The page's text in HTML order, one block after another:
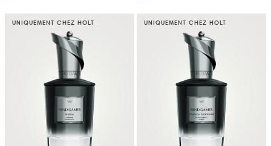
UNIQUEMENT CHEZ HOLT UNIQUEMENT CHEZ HOLT